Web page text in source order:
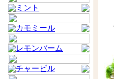
ミント
カモミール
レモンバーム
チャービル